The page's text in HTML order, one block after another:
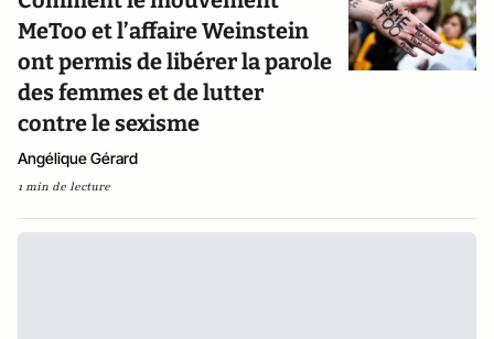
MeToo et l’affaire Weinstein
ont permis de libérer la parole
des femmes et de lutter
contre le sexisme
Angélique Gérard
1 min de lecture